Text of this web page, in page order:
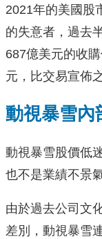
2021年的美國股
的失意者，過去
687億美元的收
元，比交易宣佈
動視暴雪內
動視暴雪股價低
也不是業績不景
由於過去公司文
差別，動視暴雪